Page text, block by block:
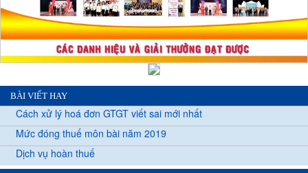
BÀI VIẾT HAY
Cách xử lý hoá đơn GTGT viết sai mới nhất
Mức đóng thuế môn bài năm 2019
Dịch vụ hoàn thuế